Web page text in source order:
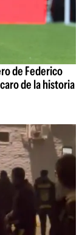
de Federico
de la historia